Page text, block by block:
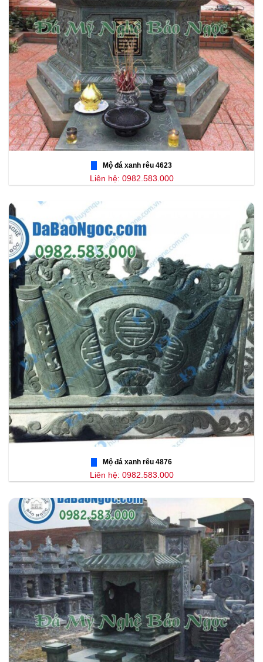
Mộ đá xanh rêu 4623
Liên hệ: 0982.583.000
Mộ đá xanh rêu 4876
Liên hệ: 0982.583.000